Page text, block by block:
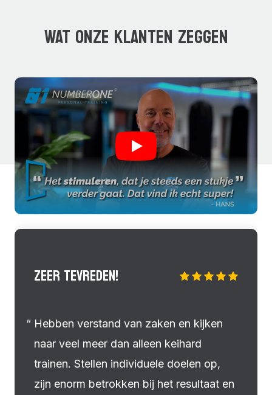
WAT ONZE KLANTEN ZEGGEN
ZEER TEVREDEN!
Hebben verstand van zaken en kijken
naar veel meer dan alleen keihard
trainen. Stellen individuele doelen op,
zijn enorm betrokken bij het resultaat en